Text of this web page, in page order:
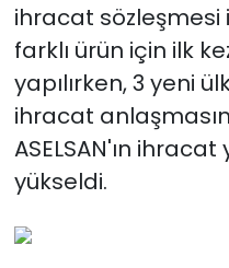
ihracat sözleşmesi
farklı ürün için ilk
yapılırken, 3 yeni
ihracat
ASELSAN'ın ihracat
yükseldi.